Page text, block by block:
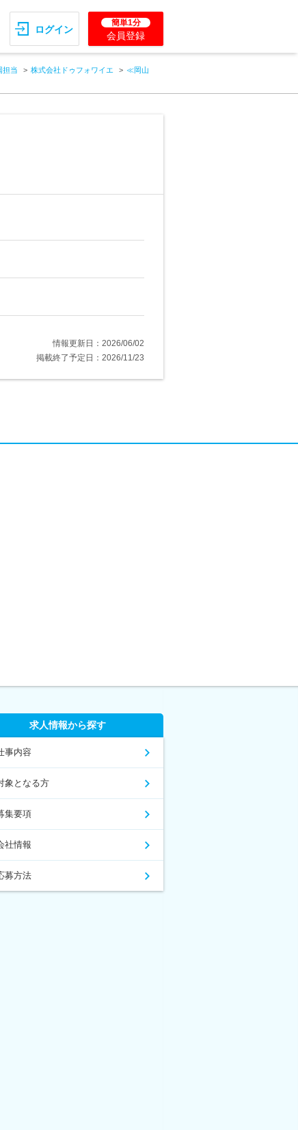
ログイン
簡単1分
会員登録
担当 株式会社ドゥフォワイエ
≪岡山
情報更新日：2026/06/02
掲載終了予定日：2026/11/23
求人情報から探す
事内容
象となる方
集要項
社情報
募方法